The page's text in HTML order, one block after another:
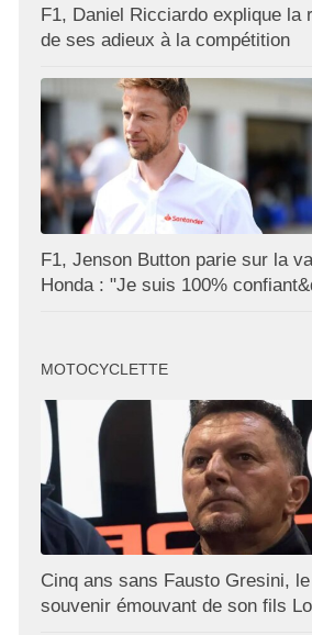
F1, Daniel Ricciardo explique la
de ses adieux à la compétition
F1, Jenson Button parie sur la
Honda : "Je suis 100%
MOTOCYCLETTE
Cinq ans sans Fausto Gresini, le
souvenir émouvant de son fils